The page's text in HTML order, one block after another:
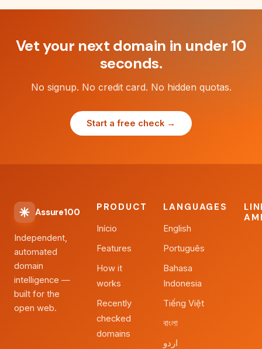
Vet your next domain in under 10
seconds.
No signup. No credit card. No hidden quotas.
Start a free check →
Assure100
Independent,
automated
domain
intelligence —
built for the
open web.
PRODUCT
Início
Features
How it
works
Recently
checked
domains
LANGUAGES
English
Português
Bahasa
Indonesia
Tiếng Việt
বাংলা
اردو